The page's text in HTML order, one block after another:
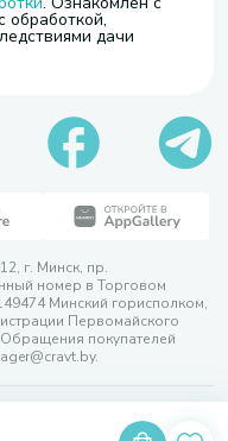
обработкой,
дачи
г. Минск, пр.
номер в Торговом
Минский горисполком,
Первомайского
покупателей